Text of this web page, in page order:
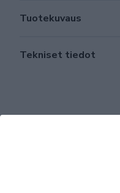
Tuotekuvaus
Tekniset tiedot